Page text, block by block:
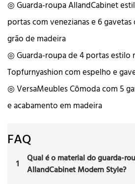
◎ Guarda-roupa AllandCabinet
portas com venezianas e 6
grão de madeira
◎ Guarda-roupa de 4 portas estilo
Topfurnyashion com espelho e
◎ VersaMeubles Cômoda com 5
e acabamento em madeira
FAQ
1
Qual é o material do guarda-
AllandCabinet Modern Style?